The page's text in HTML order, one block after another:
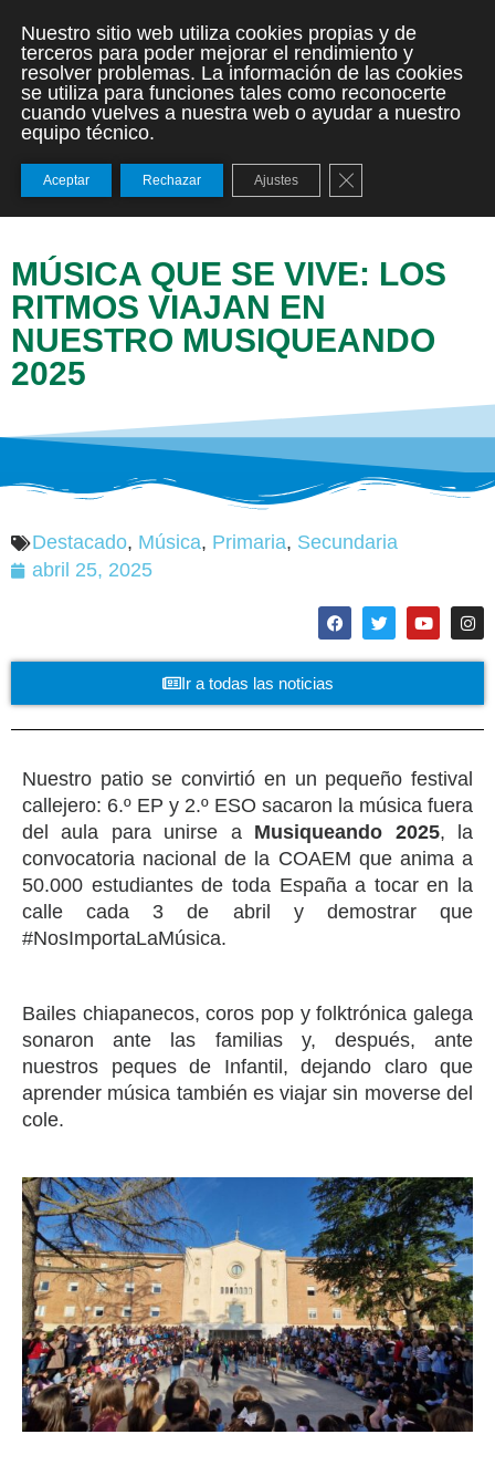
MÚSICA QUE SE VIVE: LOS
RITMOS VIAJAN EN
NUESTRO MUSIQUEANDO
2025
Destacado, Música, Primaria, Secundaria
abril 25, 2025
Ir a todas las noticias
Nuestro patio se convirtió en un pequeño festival
callejero: 6.º EP y 2.º ESO sacaron la música fuera
del aula para unirse a Musiqueando 2025, la
convocatoria nacional de la COAEM que anima a
50.000 estudiantes de toda España a tocar en la
calle cada 3 de abril y demostrar que
#NosImportaLaMúsica.
Bailes chiapanecos, coros pop y folktrónica galega
sonaron ante las familias y, después, ante
nuestros peques de Infantil, dejando claro que
aprender música también es viajar sin moverse del
cole.
Nuestro sitio web utiliza cookies propias y de
terceros para poder mejorar el rendimiento y
resolver problemas. La información de las cookies
se utiliza para funciones tales como reconocerte
cuando vuelves a nuestra web o ayudar a nuestro
equipo técnico.
Aceptar Rechazar Ajustes Cerrar el banner de